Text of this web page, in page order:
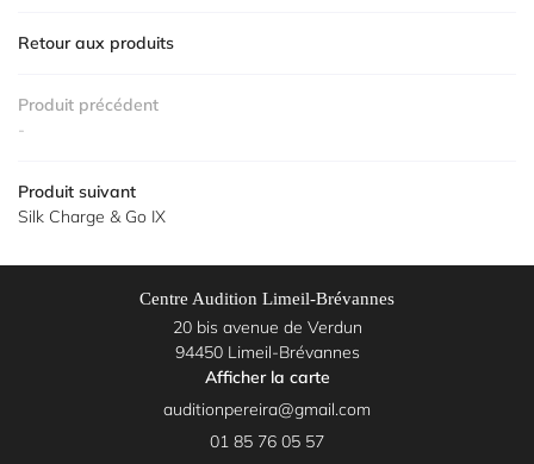
Retour aux produits
Produit précédent
-
Produit suivant
Silk Charge & Go IX
Centre Audition Limeil-Brévannes
20 bis avenue de Verdun
94450 Limeil-Brévannes
Afficher la carte
01 85 76 05 57